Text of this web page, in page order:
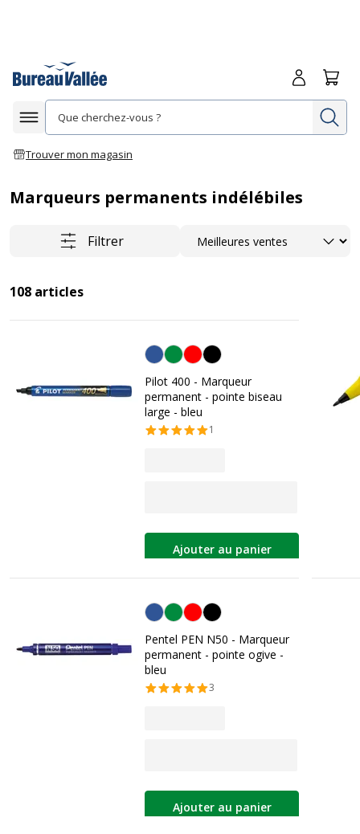
Afficher la navigation
Trouver mon magasin
Me
Marqueurs permanents indélébiles
Filtrer Trier
108 articles
Bleu
Pilot 400 - Marqueur
permanent - pointe biseau
large - bleu
1
Ajouter au panier
Bleu
Pentel PEN N50 - Marqueur
permanent - pointe ogive -
bleu
3
Ajouter au panier